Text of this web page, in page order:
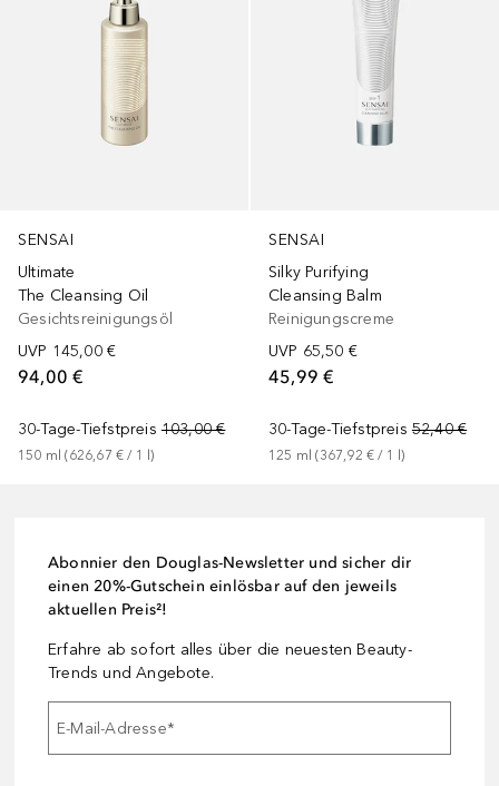
SENSAI
Ultimate
The Cleansing Oil
Gesichtsreinigungsöl
UVP 145,00 €
94,00 €
30-Tage-Tiefstpreis 103,00 €
150 ml (626,67 € / 1 l)
SENSAI
Silky Purifying
Cleansing Balm
Reinigungscreme
UVP 65,50 €
45,99 €
30-Tage-Tiefstpreis 52,40 €
125 ml (367,92 € / 1 l)
Abonnier den Douglas-Newsletter und sicher dir
einen 20%-Gutschein einlösbar auf den jeweils
aktuellen Preis²!
Erfahre ab sofort alles über die neuesten Beauty-
Trends und Angebote.
E-Mail-Adresse*